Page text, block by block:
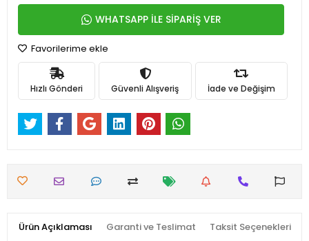
WHATSAPP İLE SİPARİŞ VER
Favorilerime ekle
Hızlı Gönderi Güvenli Alışveriş İade ve Değişim
Ürün Açıklaması Garanti ve Teslimat Taksit Seçenekleri